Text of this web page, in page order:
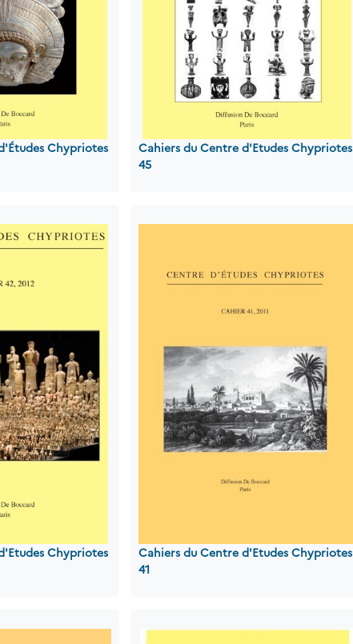
Chypriotes
Cahiers du Centre d'Etudes Chypriotes
45
Chypriotes
Cahiers du Centre d'Etudes Chypriotes
41